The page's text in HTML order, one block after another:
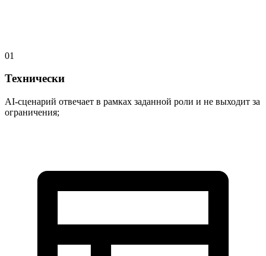
01
Технически
AI-сценарий отвечает в рамках заданной роли и не выходит за
ограничения;